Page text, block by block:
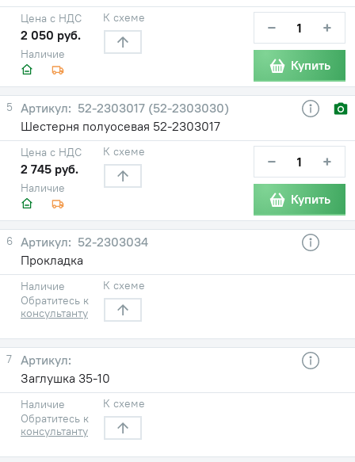
Наличие
Цена с НДС
2 050 руб.
К схеме − +
Купить
5
52-2303017 (52-2303030)
Шестерня полуосевая 52-2303017
Наличие
Цена с НДС
2 745 руб.
К схеме − +
Купить
6
52-2303034
Прокладка
Наличие
Обратитесь к
консультанту
К схеме
7
Заглушка 35-10
Наличие
Обратитесь к
консультанту
К схеме